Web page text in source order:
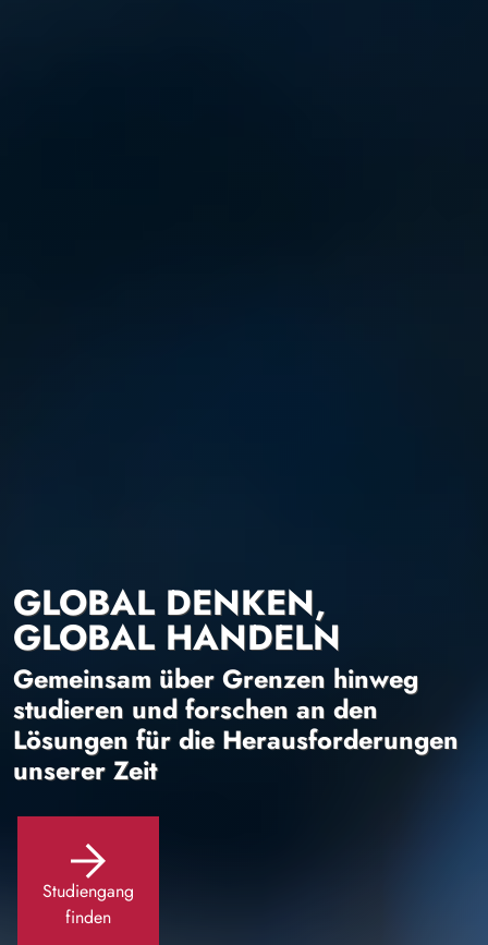
GLOBAL DENKEN,
GLOBAL HANDELN
Gemeinsam über Grenzen hinweg
studieren und forschen an den
Lösungen für die Herausforderungen
unserer Zeit
Studiengang
finden